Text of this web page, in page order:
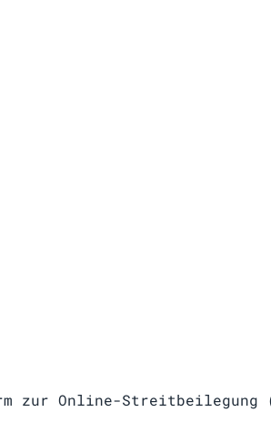
zur Online-Streitbeilegung